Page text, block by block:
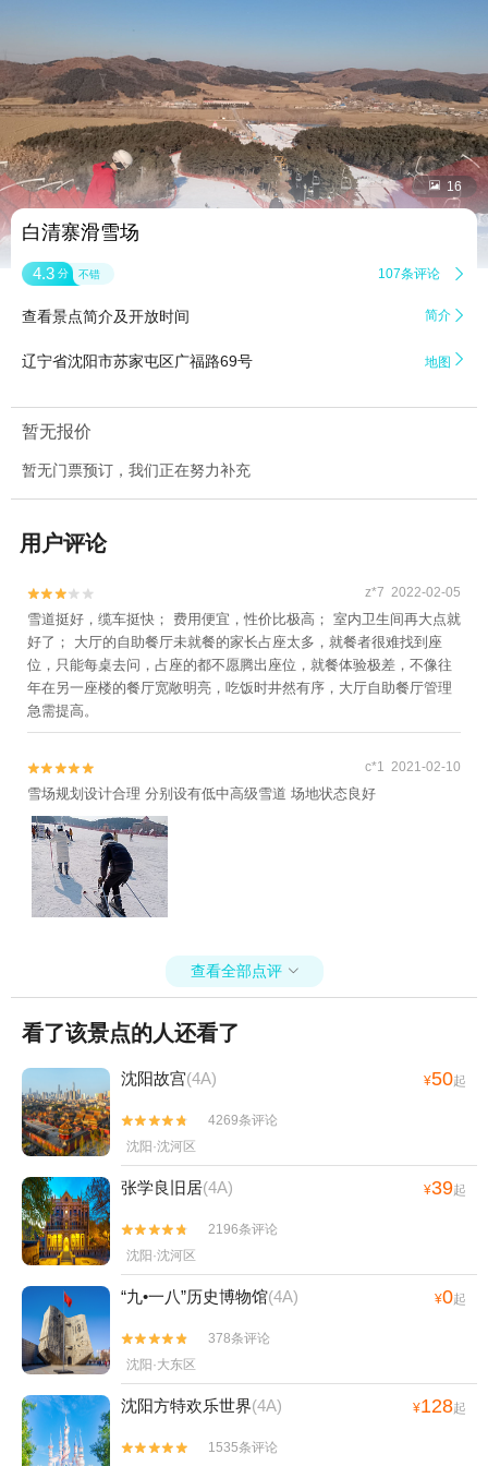
 16
白清寨滑雪场
4.3 分 不错 107条评论 
查看景点简介及开放时间 简介 
辽宁省沈阳市苏家屯区广福路69号 地图 
暂无报价
暂无门票预订，我们正在努力补充
用户评论

 z*7 2022-02-05
雪道挺好，缆车挺快； 费用便宜，性价比极高； 室内卫生间再大点就
好了； 大厅的自助餐厅未就餐的家长占座太多，就餐者很难找到座
位，只能每桌去问，占座的都不愿腾出座位，就餐体验极差，不像往
年在另一座楼的餐厅宽敞明亮，吃饭时井然有序，大厅自助餐厅管理
急需提高。

 c*1 2021-02-10
雪场规划设计合理 分别设有低中高级雪道 场地状态良好
查看全部点评 
看了该景点的人还看了
沈阳故宫(4A) ¥50起


4269条评论
沈阳·沈河区
张学良旧居(4A) ¥39起


2196条评论
沈阳·沈河区
“九•一八”历史博物馆(4A) ¥0起


378条评论
沈阳·大东区
沈阳方特欢乐世界(4A) ¥128起


1535条评论